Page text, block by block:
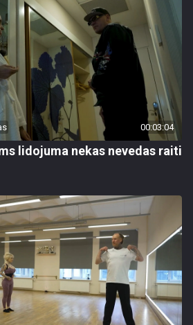
00:03:04
lidojuma nekas nevedas raiti